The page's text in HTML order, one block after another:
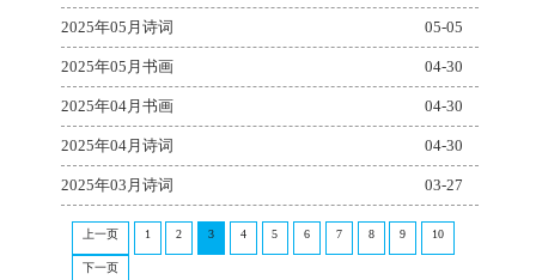
2025年05月诗词 05-05
2025年05月书画 04-30
2025年04月书画 04-30
2025年04月诗词 04-30
2025年03月诗词 03-27
上一页 1 2 3 4 5 6 7 8 9 10
下一页